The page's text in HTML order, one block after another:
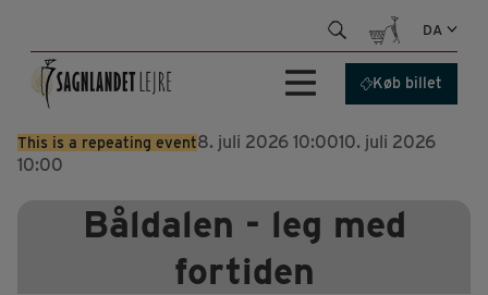
indhold
DA
Køb billet
This is a repeating event8. juli 2026 10:0010. juli 2026
10:00
Båldalen - leg med
fortiden